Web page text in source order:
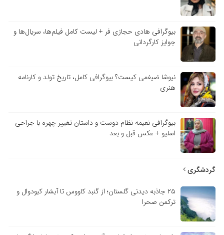
بیوگرافی هادی حجازی فر + لیست کامل فیلم‌ها، سریال‌ها و
جوایز کارگردانی
نیوشا ضیغمی کیست؟ بیوگرافی کامل، تاریخ تولد و کارنامه
هنری
بیوگرافی نعیمه نظام دوست و داستان تغییر چهره با جراحی
اسلیو + عکس قبل و بعد
۲۵ جاذبه دیدنی گلستان؛ از گنبد کاووس تا آبشار کبودوال و
ترکمن صحرا